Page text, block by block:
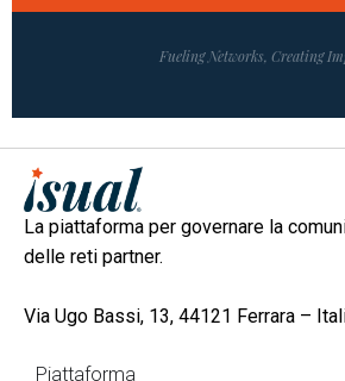
Fueling Networks, Creating
La piattaforma per governare la
delle reti partner.
Via Ugo Bassi, 13, 44121 Ferrara –
Piattaforma